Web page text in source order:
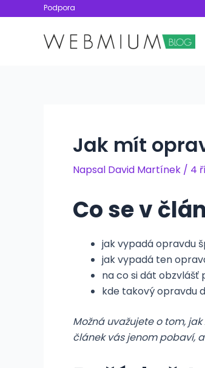
Podpora
Jak mít
Napsal David Martínek / 4
Co se v
jak vypadá opravdu
jak vypadá ten
na co si dát obzvlášť
kde takový opravdu
Možná uvažujete o tom,
článek vás jenom pobaví,